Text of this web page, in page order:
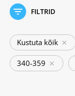
FILTRID
Kustuta kõik
340-359